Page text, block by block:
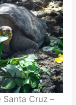
Cruz –